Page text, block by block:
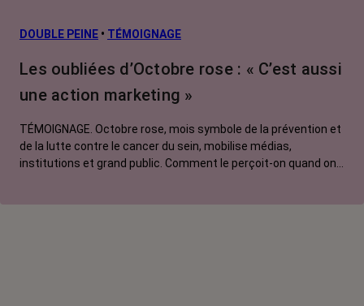
L’après cancer
Traitements
contre le cancer
DOUBLE PEINE • TÉMOIGNAGE
Les oubliées d’Octobre rose : « C’est aussi
une action marketing »
TÉMOIGNAGE. Octobre rose, mois symbole de la prévention et
de la lutte contre le cancer du sein, mobilise médias,
institutions et grand public. Comment le perçoit-on quand on